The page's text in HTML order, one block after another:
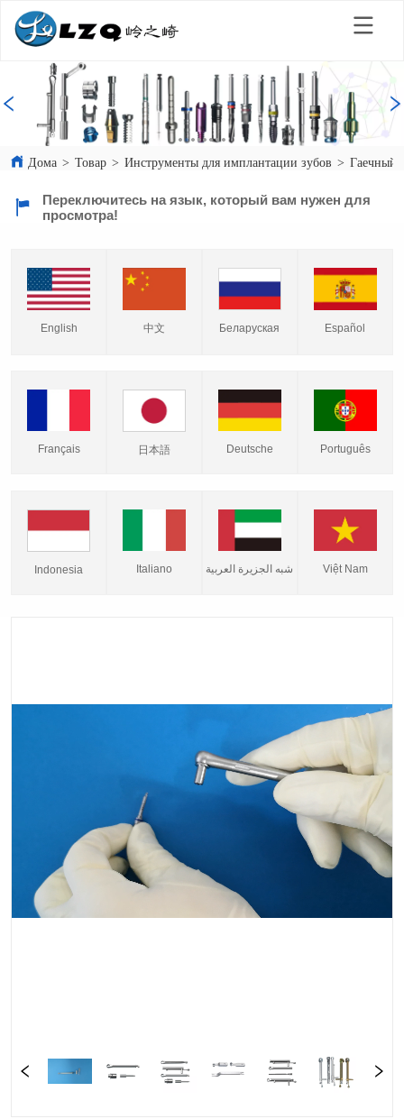
Дома > Товар > Инструменты для имплантации зубов > Гаечный
Переключитесь на язык, который вам нужен для
просмотра!
English 中文 Беларуская Español
Français 日本語 Deutsche Português
Indonesia Italiano شبه الجزيرة العربية Việt Nam